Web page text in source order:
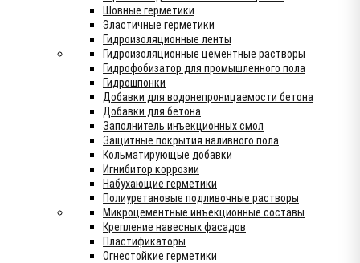
Шовные герметики
Эластичные герметики
Гидроизоляционные ленты
Гидроизоляционные цементные растворы
Гидрофобизатор для промышленного пола
Гидрошпонки
Добавки для водонепроницаемости бетона
Добавки для бетона
Заполнитель инъекционных смол
Защитные покрытия наливного пола
Кольматирующые добавки
Игнибитор коррозии
Набухающие герметики
Полиуретановые подливочные растворы
Микроцементные инъекционные составы
Крепление навесных фасадов
Пластификаторы
Огнестойкие герметики